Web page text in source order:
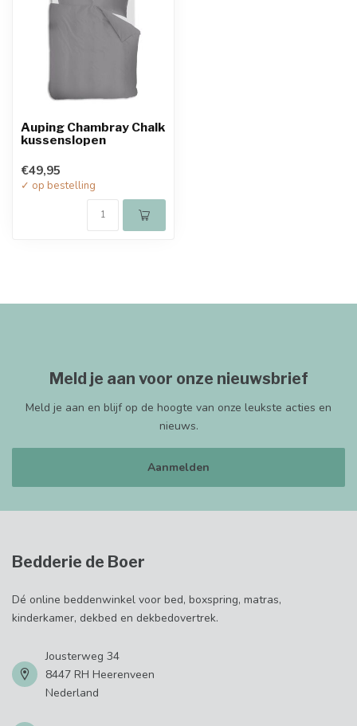
Auping Chambray Chalk
kussenslopen
€49,95
✓ op bestelling
Meld je aan voor onze nieuwsbrief
Meld je aan en blijf op de hoogte van onze leukste acties en
nieuws.
Aanmelden
Bedderie de Boer
Dé online beddenwinkel voor bed, boxspring, matras,
kinderkamer, dekbed en dekbedovertrek.
Jousterweg 34
8447 RH Heerenveen
Nederland